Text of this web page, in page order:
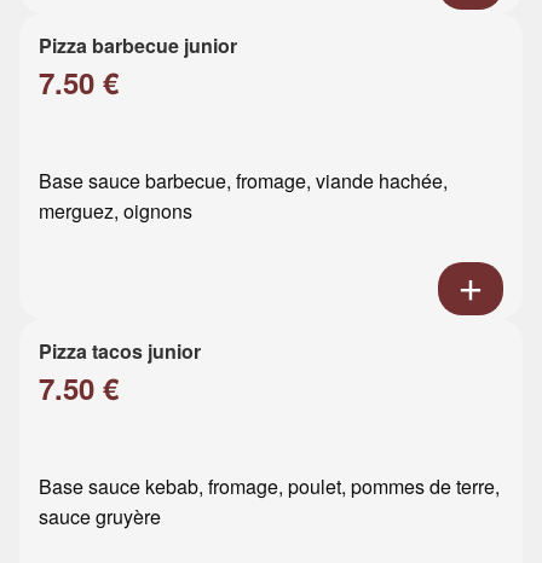
Pizza barbecue junior
7.50 €
Base sauce barbecue, fromage, viande hachée,
merguez, oignons
Pizza tacos junior
7.50 €
Base sauce kebab, fromage, poulet, pommes de terre,
sauce gruyère